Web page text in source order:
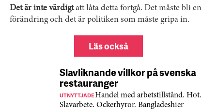
Det är inte värdigtatt låta detta fortgå. Det måste bli en
förändring och det är politiken som måste gripa in.
Läs också
Slavliknande villkor på svenska
restauranger
UTNYTTJADEHandel med arbetstillstånd. Hot.
Slavarbete. Ockerhyror. Bangladeshier